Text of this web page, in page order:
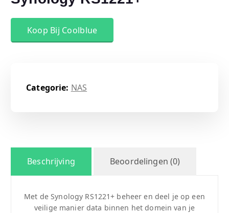
Koop Bij Coolblue
Categorie: NAS
Beschrijving Beoordelingen (0)
Met de Synology RS1221+ beheer en deel je op een
veilige manier data binnen het domein van je